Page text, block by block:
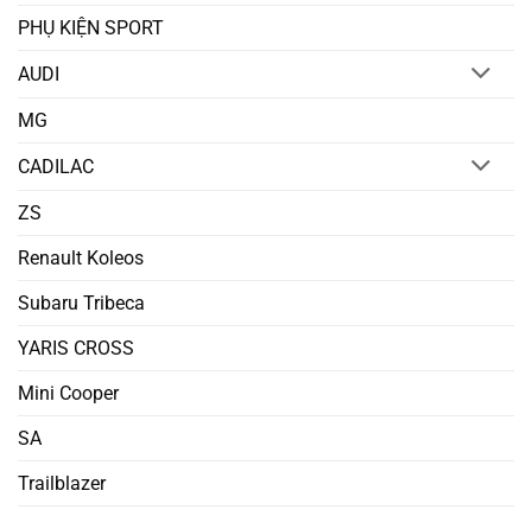
PHỤ KIỆN SPORT
AUDI
MG
CADILAC
ZS
Renault Koleos
Subaru Tribeca
YARIS CROSS
Mini Cooper
SA
Trailblazer